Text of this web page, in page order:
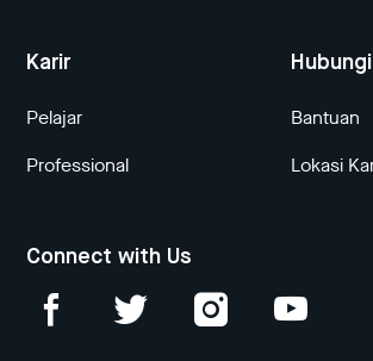
Karir
Pelajar
Professional
Bantuan
Lokasi
Connect with Us